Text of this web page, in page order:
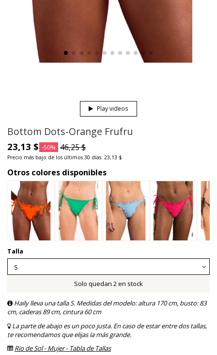
Play videos
Bottom Dots-Orange Frufru
23,13 $ -50% 46,25 $
Precio más bajo de los últimos 30 días: 23,13 $
Otros colores disponibles
Talla
Solo quedan 2 en stock
Haily lleva una talla S. Medidas del modelo: altura 170 cm, busto: 83
cm, caderas 89 cm, cintura 60 cm
La parte de abajo es un poco justa. En caso de estar entre dos tallas,
te recomendamos que elijas la más grande.
Rio de Sol - Mujer - Tabla de Tallas